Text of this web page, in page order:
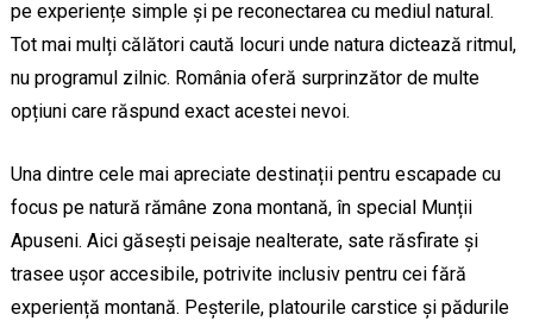
pe experiențe simple și pe reconectarea cu mediul natural.
Tot mai mulți călători caută locuri unde natura dictează ritmul,
nu programul zilnic. România oferă surprinzător de multe
opțiuni care răspund exact acestei nevoi.
Una dintre cele mai apreciate destinații pentru escapade cu
focus pe natură rămâne zona montană, în special Munții
Apuseni. Aici găsești peisaje nealterate, sate răsfirate și
trasee ușor accesibile, potrivite inclusiv pentru cei fără
experiență montană. Peșterile, platourile carstice și pădurile